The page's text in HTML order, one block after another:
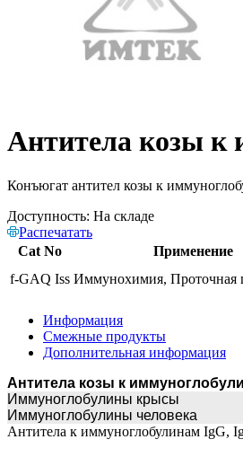
Антитела козы
Конъюгат антител козы к
Доступность: На складе
Распечатать
Cat No
Применение
f-GAQ Iss Иммунохимия, Проточная
Информация
Смежные продукты
Дополнительная информация
Антитела козы к
Иммуноглобулины крысы
Иммуноглобулины человека
Антитела к иммуноглобулинам IgG,